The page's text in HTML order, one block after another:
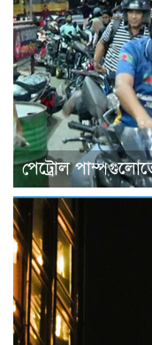
পেট্রোল